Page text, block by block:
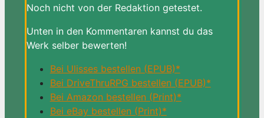
Noch nicht von der Redaktion getestet.
Unten in den Kommentaren kannst du das
Werk selber bewerten!
Bei Ulisses bestellen (EPUB)*
Bei DriveThruRPG bestellen (EPUB)*
Bei Amazon bestellen (Print)*
Bei eBay bestellen (Print)*